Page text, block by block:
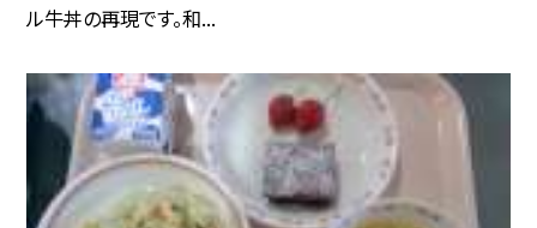
ル牛丼の再現です。和...